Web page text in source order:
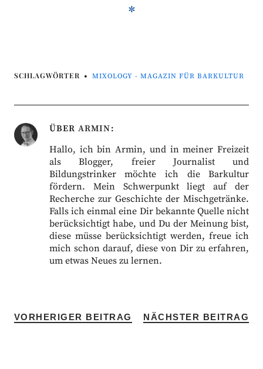
*
SCHLAGWÖRTER MIXOLOGY - MAGAZIN FÜR BARKULTUR
ÜBER ARMIN
Hallo, ich bin Armin, und in meiner Freizeit
als Blogger, freier Journalist und
Bildungstrinker möchte ich die Barkultur
fördern. Mein Schwerpunkt liegt auf der
Recherche zur Geschichte der Mischgetränke.
Falls ich einmal eine Dir bekannte Quelle nicht
berücksichtigt habe, und Du der Meinung bist,
diese müsse berücksichtigt werden, freue ich
mich schon darauf, diese von Dir zu erfahren,
um etwas Neues zu lernen.
VORHERIGER BEITRAG NÄCHSTER BEITRAG